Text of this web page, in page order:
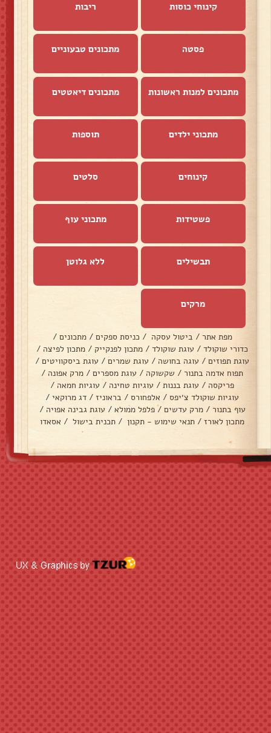
קינוחי כוסות ריבות
פסטה מתכונים טבעוניים
מתכונים למנות ראשונות מתכונים דיאטטים
מתכוני ילדים תוספות
קינוחים סלטים
פשטידות מתכוני עוף
תבשילים ללא גלוטן
מרקים
מפת אתר / ביטול עסקה / כניסת ספקים / מתכונים /
כדורי שוקולד / עוגת שוקולד / מתכון לפנקייק / מתכון לפיצה /
עוגת תפוזים / עוגה בחושה / עוגת שמרים / עוגת ביסקוויטים/
תפוח אדמה בתנור / שקשוקה / עוגת מספרים / מרק אפונה /
פריקסה / עוגת בננות / עוגיות טחינה / עוגיות חמאה /
עוגיות שוקולד צ׳יפס / אלפחורס / בראוניז / דג מרוקאי /
עוף בתנור / מרק עדשים / פלפל ממולא / עוגת גבינה אפויה /
מתכון לאורז / תנאי שימוש - תקנון / תכנית בישול / אסאדו